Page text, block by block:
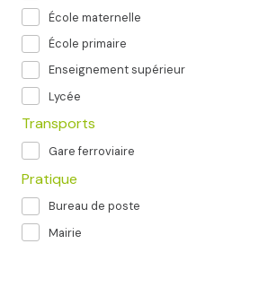
École maternelle
École primaire
Enseignement supérieur
Lycée
Transports
Gare ferroviaire
Pratique
Bureau de poste
Mairie